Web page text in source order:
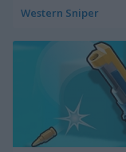
Western Sniper